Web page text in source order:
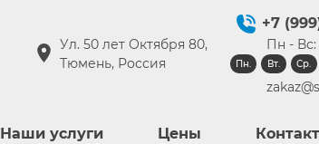
Ул. 50 лет Октября 80,
Тюмень, Россия
+7
Пн - Вс:
Пн. Вт. Ср.
Наши услуги Цены